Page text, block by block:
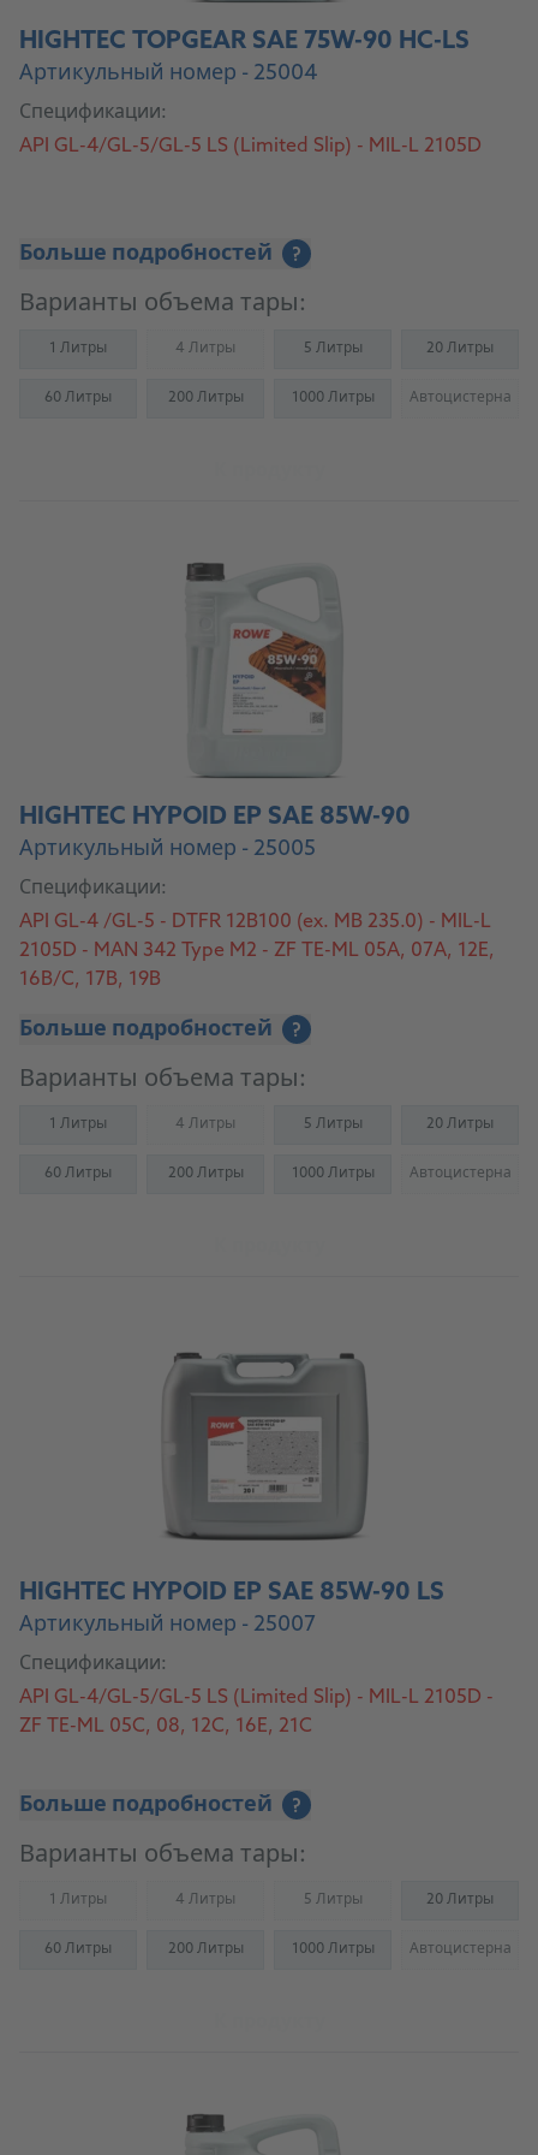
HIGHTEC TOPGEAR SAE 75W-90 HC-LS
Артикульный номер - 25004
Спецификации:
API GL-4/GL-5/GL-5 LS (Limited Slip) - MIL-L 2105D
Больше подробностей ?
Варианты объема тары:
1 Литры 4 Литры(Not available) 5 Литры 20 Литры
60 Литры 200 Литры 1000 Литры Автоцистерна
(Not
HIGHTEC HYPOID EP SAE 85W-90
Артикульный номер - 25005
Спецификации:
API GL-4 /GL-5 - DTFR 12B100 (ex. MB 235.0) - MIL-L
2105D - MAN 342 Type M2 - ZF TE-ML 05A, 07A, 12E,
16B/C, 17B, 19B
Больше подробностей ?
Варианты объема тары:
1 Литры 4 Литры(Not available) 5 Литры 20 Литры
60 Литры 200 Литры 1000 Литры Автоцистерна
(Not
HIGHTEC HYPOID EP SAE 85W-90 LS
Артикульный номер - 25007
Спецификации:
API GL-4/GL-5/GL-5 LS (Limited Slip) - MIL-L 2105D -
ZF TE-ML 05C, 08, 12C, 16E, 21C
Больше подробностей ?
Варианты объема тары:
1 Литры(Not available) 4 Литры(Not available) 5 Литры(Not available) 20 Литры
60 Литры 200 Литры 1000 Литры Автоцистерна
(Not